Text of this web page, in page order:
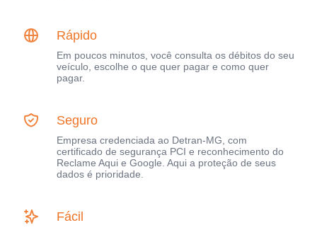
Rápido
Em poucos minutos, você consulta os débitos do seu
veículo, escolhe o que quer pagar e como quer
pagar.
Seguro
Empresa credenciada ao Detran-MG, com
certificado de segurança PCI e reconhecimento do
Reclame Aqui e Google. Aqui a proteção de seus
dados é prioridade.
Fácil